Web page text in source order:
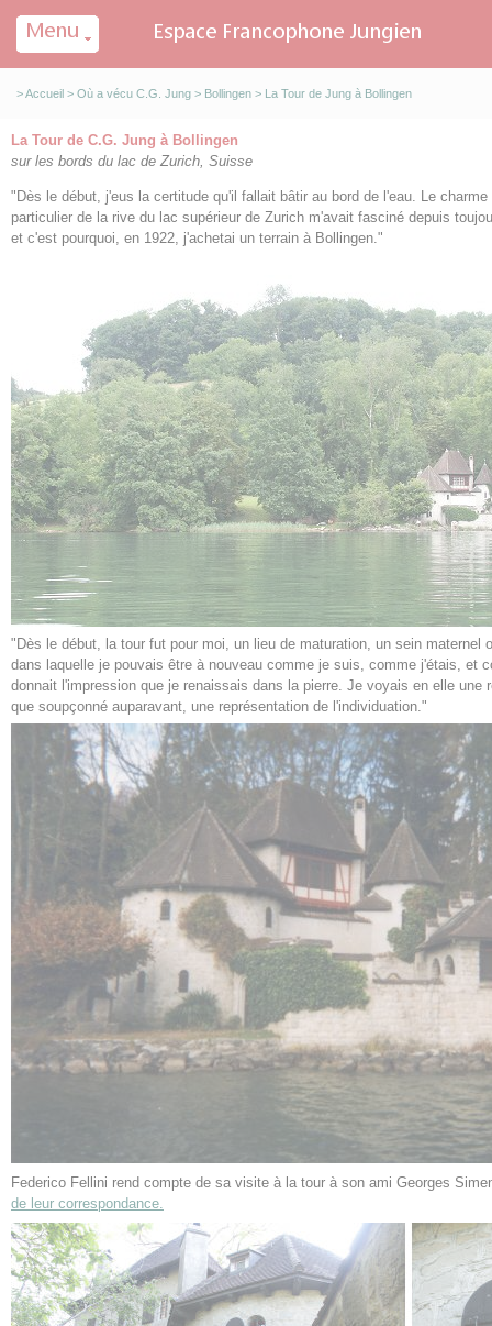
>Accueil > Où a vécu C.G. Jung > Bollingen > La Tour de Jung à Bollingen
La Tour de C.G. Jung à Bollingen
sur les bords du lac de Zurich, Suisse
"Dès le début, j'eus la certitude qu'il fallait bâtir au bord de l'eau. Le charme
particulier de la rive du lac supérieur de Zurich m'avait fasciné depuis
et c'est pourquoi, en 1922, j'achetai un terrain à Bollingen."
"Dès le début, la tour fut pour moi, un lieu de maturation, un sein maternel
dans laquelle je pouvais être à nouveau comme je suis, comme j'étais, et
donnait l'impression que je renaissais dans la pierre. Je voyais en elle une
que soupçonné auparavant, une représentation de l'individuation."
Federico Fellini rend compte de sa visite à la tour à son ami Georges
de leur correspondance.